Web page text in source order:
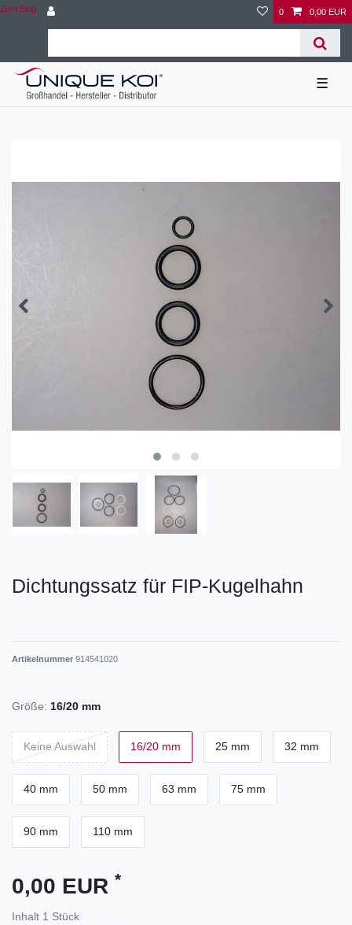
Zum Blog 0 0,00 EUR
☰
Dichtungssatz für FIP-Kugelhahn
Artikelnummer 914541020
Größe: 16/20 mm
Keine Auswahl 16/20 mm 25 mm 32 mm
40 mm 50 mm 63 mm 75 mm
90 mm 110 mm
0,00 EUR *
Inhalt 1 Stück